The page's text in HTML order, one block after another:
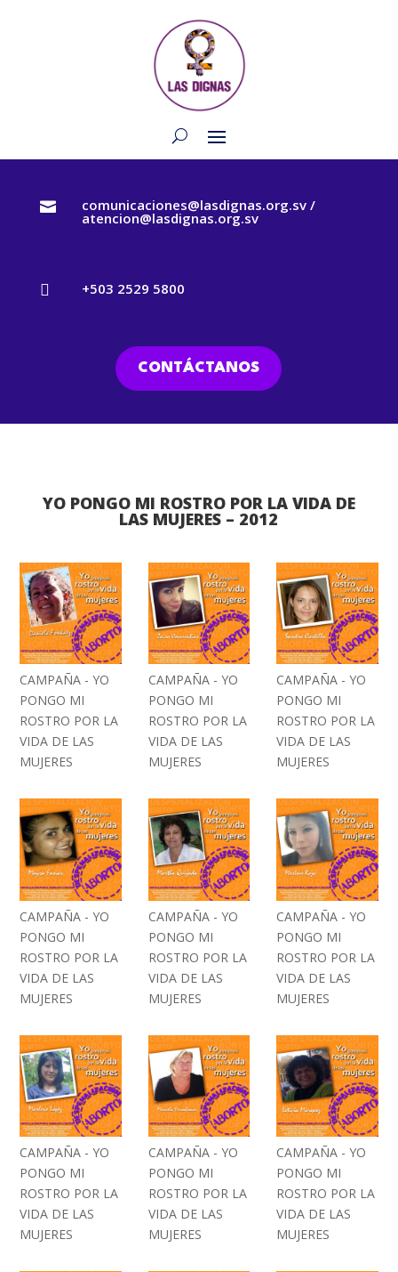
 comunicaciones@lasdignas.org.sv /
atencion@lasdignas.org.sv
 +503 2529 5800
CONTÁCTANOS
YO PONGO MI ROSTRO POR LA VIDA DE
LAS MUJERES – 2012
CAMPAÑA - YO
PONGO MI
ROSTRO POR LA
VIDA DE LAS
MUJERES
CAMPAÑA - YO
PONGO MI
ROSTRO POR LA
VIDA DE LAS
MUJERES
CAMPAÑA - YO
PONGO MI
ROSTRO POR LA
VIDA DE LAS
MUJERES
CAMPAÑA - YO
PONGO MI
ROSTRO POR LA
VIDA DE LAS
MUJERES
CAMPAÑA - YO
PONGO MI
ROSTRO POR LA
VIDA DE LAS
MUJERES
CAMPAÑA - YO
PONGO MI
ROSTRO POR LA
VIDA DE LAS
MUJERES
CAMPAÑA - YO
PONGO MI
ROSTRO POR LA
VIDA DE LAS
MUJERES
CAMPAÑA - YO
PONGO MI
ROSTRO POR LA
VIDA DE LAS
MUJERES
CAMPAÑA - YO
PONGO MI
ROSTRO POR LA
VIDA DE LAS
MUJERES